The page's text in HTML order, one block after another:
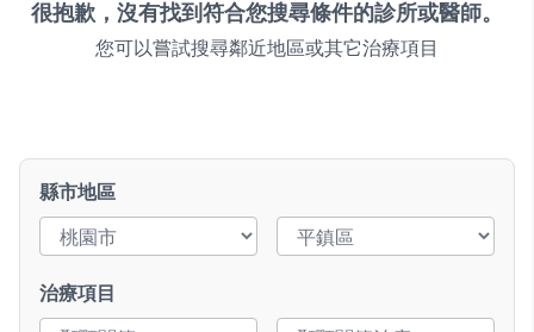
很抱歉，沒有找到符合您搜尋條件的診所或醫師。
您可以嘗試搜尋鄰近地區或其它治療項目
縣市地區
治療項目